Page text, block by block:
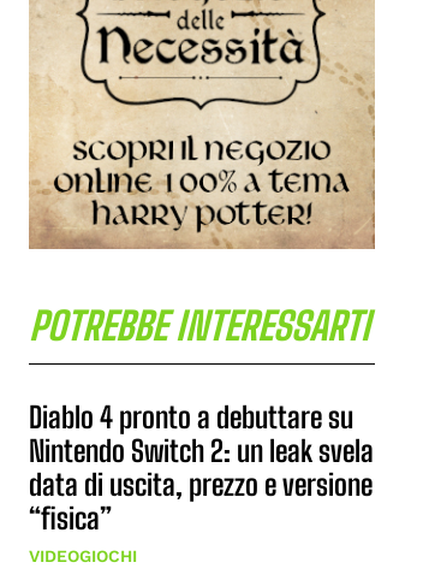
POTREBBE INTERESSARTI
Diablo 4 pronto a debuttare su
Nintendo Switch 2: un leak svela
data di uscita, prezzo e versione
“fisica”
VIDEOGIOCHI